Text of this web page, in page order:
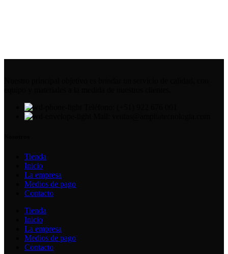
Tienda
Inicio
La empresa
Medios de pago
Contacto
Tienda
Inicio
La empresa
Medios de pago
Contacto